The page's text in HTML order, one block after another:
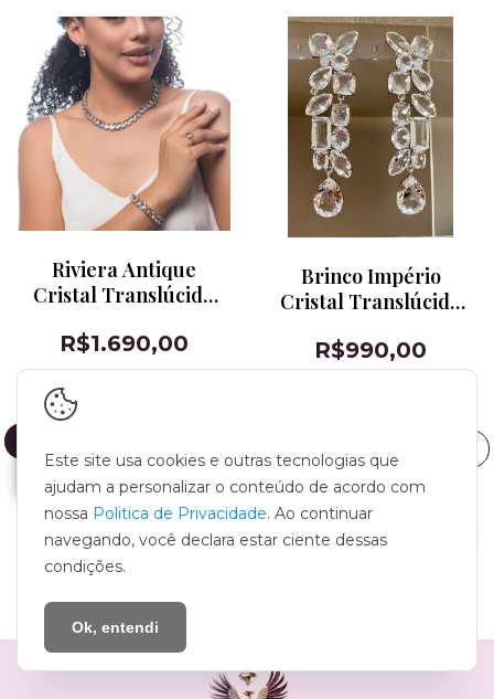
Riviera Antique
Cristal Translúcido
R$1.690,00
Brinco Império
Cristal Translúcido
Branco
R$990,00
MOSTRAR MAIS PRODUTOS
Este site usa cookies e outras tecnologias que
ajudam a personalizar o conteúdo de acordo com
nossa Politica de Privacidade. Ao continuar
navegando, você declara estar ciente dessas
condições.
Ok, entendi